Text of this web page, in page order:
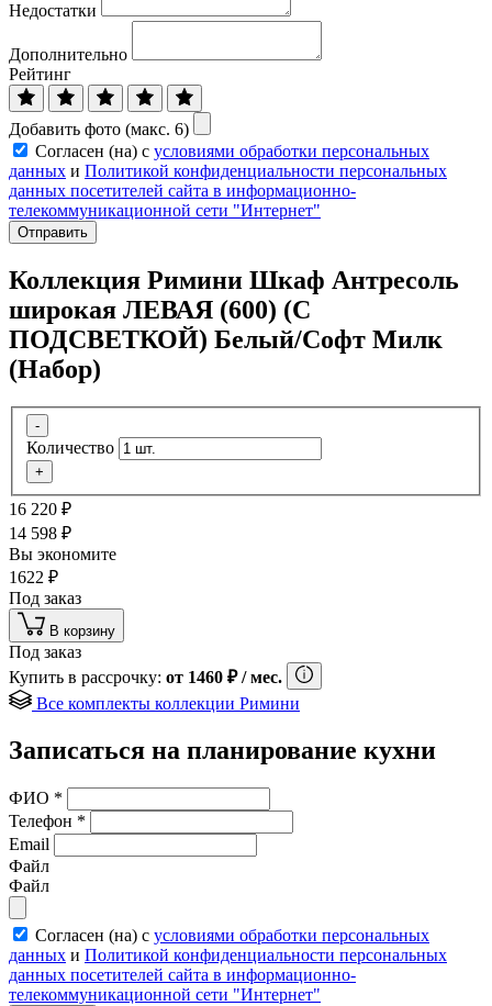
Недостатки
Дополнительно
Рейтинг
Добавить фото (макс. 6)
Согласен (на) с условиями обработки персональных
данных и Политикой конфиденциальности персональных
данных посетителей сайта в информационно-
телекоммуникационной сети "Интернет"
Отправить
Коллекция Римини Шкаф Антресоль
широкая ЛЕВАЯ (600) (С
ПОДСВЕТКОЙ) Белый/Софт Милк
(Набор)
-
Количество
+
16 220 ₽
14 598 ₽
Вы экономите
1622 ₽
Под заказ
В корзину
Под заказ
Купить в рассрочку: от 1460 ₽/ мес.
Все комплекты коллекции Римини
Записаться на планирование кухни
ФИО *
Телефон *
Email
Файл
Файл
Согласен (на) с условиями обработки персональных
данных и Политикой конфиденциальности персональных
данных посетителей сайта в информационно-
телекоммуникационной сети "Интернет"